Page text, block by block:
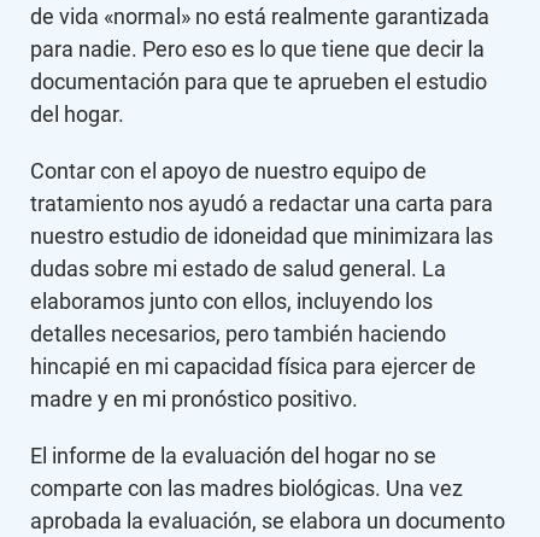
de vida «normal» no está realmente garantizada
para nadie. Pero eso es lo que tiene que decir la
documentación para que te aprueben el estudio
del hogar.
Contar con el apoyo de nuestro equipo de
tratamiento nos ayudó a redactar una carta para
nuestro estudio de idoneidad que minimizara las
dudas sobre mi estado de salud general. La
elaboramos junto con ellos, incluyendo los
detalles necesarios, pero también haciendo
hincapié en mi capacidad física para ejercer de
madre y en mi pronóstico positivo.
El informe de la evaluación del hogar no se
comparte con las madres biológicas. Una vez
aprobada la evaluación, se elabora un documento